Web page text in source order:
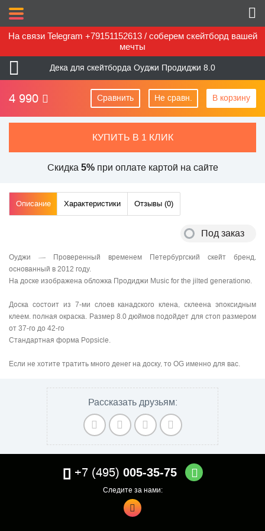
На связи Telegram +79151152613 / соберем скейтборд вашей
мечты
Дека для скейтборда Оуджи Продиджи 8.0
4 990 В корзину
Сравнить Не сравн.
КУПИТЬ В 1 КЛИК
Скидка 5%при оплате картой на сайте
Описание Характеристики Отзывы (0)
Под заказ
Оуджи — Проверенный временем Петербургский скейт бренд,
основанный в 2012 году.
На доске изображена обложка Продиджи Music for the jilted generationю.
Доска состоит из 7-ми слоев канадского клена, склеена эпоксидным
клеем. полная окраска. Размер 8.0 дюймов подойдет для стоп размером
от 37-го до 42-го
Стандартная форма Popsicle.
Если не хотите тратить много денег на доску, то OG именно для вас.
Рассказать друзьям:
+7 (495) 005-35-75
Следите за нами: